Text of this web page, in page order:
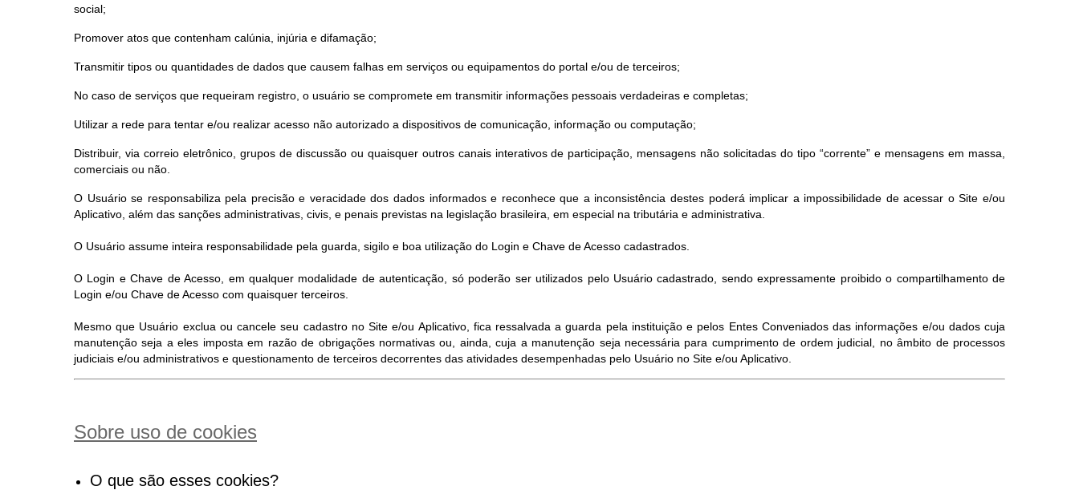
social;
Promover atos que contenham calúnia, injúria e difamação;
Transmitir tipos ou quantidades de dados que causem falhas em serviços ou equipamentos do portal e/ou de terceiros;
No caso de serviços que requeiram registro, o usuário se compromete em transmitir informações pessoais verdadeiras e completas;
Utilizar a rede para tentar e/ou realizar acesso não autorizado a dispositivos de comunicação, informação ou computação;
Distribuir, via correio eletrônico, grupos de discussão ou quaisquer outros canais interativos de participação, mensagens não solicitadas do tipo “corrente” e mensagens em massa,
comerciais ou não.
O Usuário se responsabiliza pela precisão e veracidade dos dados informados e reconhece que a inconsistência destes poderá implicar a impossibilidade de acessar o Site e/ou
Aplicativo, além das sanções administrativas, civis, e penais previstas na legislação brasileira, em especial na tributária e administrativa.
O Usuário assume inteira responsabilidade pela guarda, sigilo e boa utilização do Login e Chave de Acesso cadastrados.
O Login e Chave de Acesso, em qualquer modalidade de autenticação, só poderão ser utilizados pelo Usuário cadastrado, sendo expressamente proibido o compartilhamento de
Login e/ou Chave de Acesso com quaisquer terceiros.
Mesmo que Usuário exclua ou cancele seu cadastro no Site e/ou Aplicativo, fica ressalvada a guarda pela instituição e pelos Entes Conveniados das informações e/ou dados cuja
manutenção seja a eles imposta em razão de obrigações normativas ou, ainda, cuja a manutenção seja necessária para cumprimento de ordem judicial, no âmbito de processos
judiciais e/ou administrativos e questionamento de terceiros decorrentes das atividades desempenhadas pelo Usuário no Site e/ou Aplicativo.
Sobre uso de cookies
O que são esses cookies?